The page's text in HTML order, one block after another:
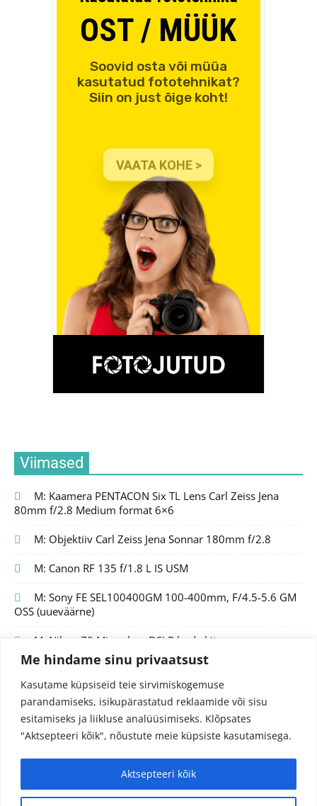
Me hindame sinu privaatsust
Kasutame küpsiseid teie sirvimiskogemuse
parandamiseks, isikupärastatud reklaamide või sisu
esitamiseks ja liikluse analüüsimiseks. Klõpsates
"Aktsepteeri kõik", nõustute meie küpsiste kasutamisega.
Aktsepteeri kõik
Viimased
M: Kaamera PENTACON Six TL Lens Carl Zeiss Jena
80mm f/2.8 Medium format 6×6
M: Objektiiv Carl Zeiss Jena Sonnar 180mm f/2.8
M: Canon RF 135 f/1.8 L IS USM
M: Sony FE SEL100400GM 100-400mm, F/4.5-5.6 GM
OSS (uueväärne)
M: Nikon Z8 Mirrorless DSLR body kit
© 2024 Fotojutud OÜ
Reg.nr. 14827097